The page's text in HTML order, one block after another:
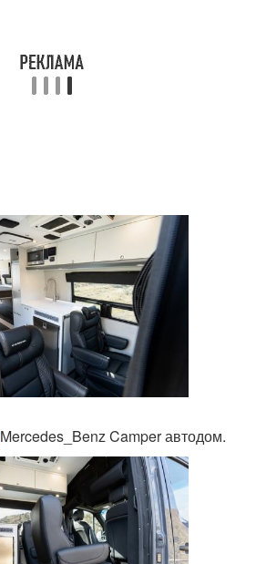
Mercedes_Benz Camper автодом.